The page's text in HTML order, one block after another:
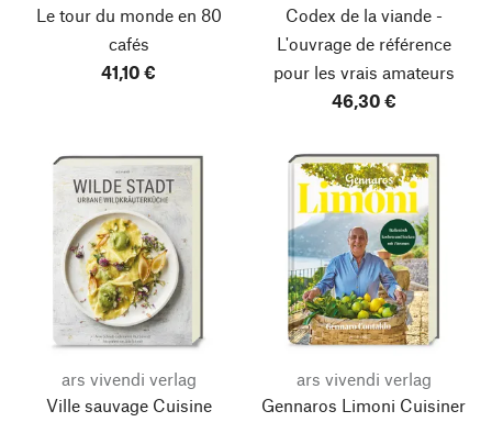
Le tour du monde en 80
cafés
41,10 €
Codex de la viande -
L'ouvrage de référence
pour les vrais amateurs
46,30 €
ars vivendi verlag
Ville sauvageCuisine
ars vivendi verlag
Gennaros Limoni Cuisiner